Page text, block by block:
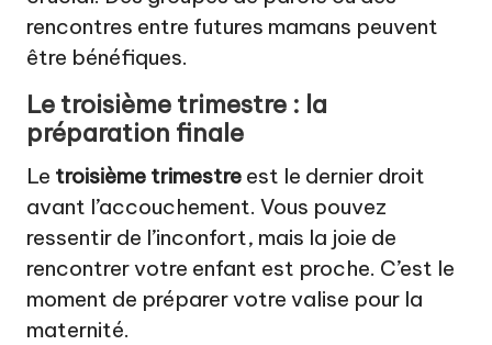
rencontres entre futures mamans peuvent
être bénéfiques.
Le troisième trimestre : la
préparation finale
Le troisième trimestre est le dernier droit
avant l’accouchement. Vous pouvez
ressentir de l’inconfort, mais la joie de
rencontrer votre enfant est proche. C’est le
moment de préparer votre valise pour la
maternité.